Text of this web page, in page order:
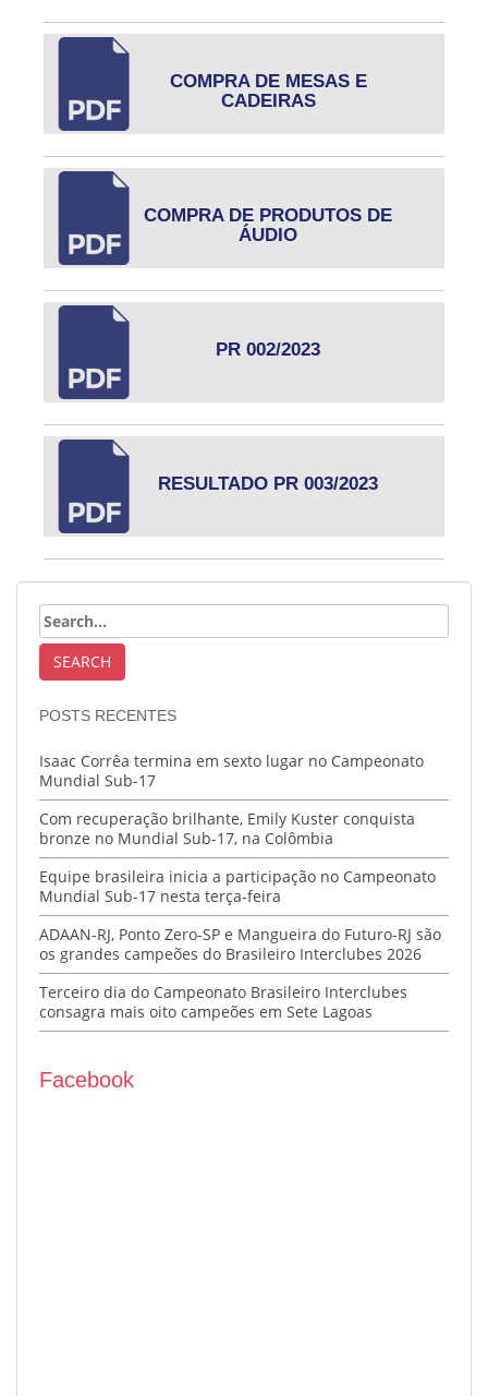
COMPRA DE MESAS E
CADEIRAS
COMPRA DE PRODUTOS DE
ÁUDIO
PR 002/2023
RESULTADO PR 003/2023
POSTS RECENTES
Isaac Corrêa termina em sexto lugar no Campeonato
Mundial Sub-17
Com recuperação brilhante, Emily Kuster conquista
bronze no Mundial Sub-17, na Colômbia
Equipe brasileira inicia a participação no Campeonato
Mundial Sub-17 nesta terça-feira
ADAAN-RJ, Ponto Zero-SP e Mangueira do Futuro-RJ são
os grandes campeões do Brasileiro Interclubes 2026
Terceiro dia do Campeonato Brasileiro Interclubes
consagra mais oito campeões em Sete Lagoas
Facebook